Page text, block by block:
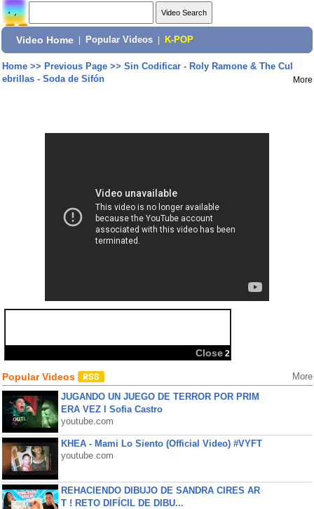
Video Home Popular Videos K-POP
Home>> Previous Page>> Sin Codificar - Roly Ramone & The Cul
ebrillas - Soda de Sifón
More
Close 2
Share:
Popular Videos More
JUGANDO UN JUEGO DE TERROR POR PRIM
ERA VEZ l Sofia Castro
youtube.com
KHEA - Mami Lo Siento (Official Video) #VYFT
youtube.com
REHACIENDO DIBUJO DE SANDRA CIRES AR
T ! RETO DIFÍCIL DE DIBU...